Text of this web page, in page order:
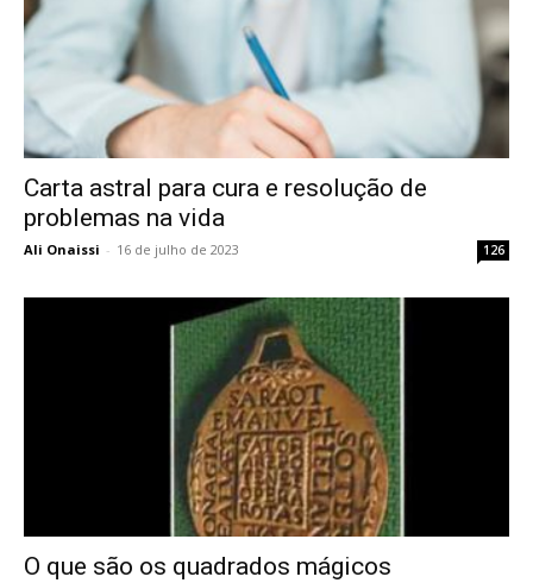
Carta astral para cura e resolução de
problemas na vida
Ali Onaissi - 16 de julho de 2023 126
O que são os quadrados mágicos